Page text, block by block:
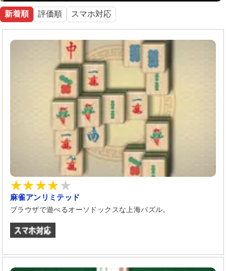
新着順 評価順 スマホ対応
麻雀アンリミテッド
ブラウザで遊べるオーソドックスな上海パズル。